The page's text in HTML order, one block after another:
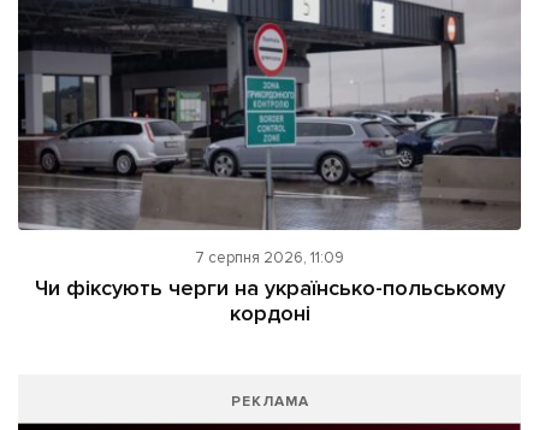
7 серпня 2026, 11:09
Чи фіксують черги на українсько-польському
кордоні
РЕКЛАМА